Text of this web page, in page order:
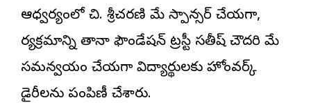
ఆధ్వర్యంలో చి. శ్రీచరణి మేకా స్పాన్సర్ చేయగా,
కార్యక్రమాన్ని తానా ఫౌండేషన్ ట్రస్టీ సతీష్ చౌదరి మేకా
సమన్వయం చేయగా విద్యార్థులకు హోంవర్క్
డైరీలను పంపిణీ చేశారు.